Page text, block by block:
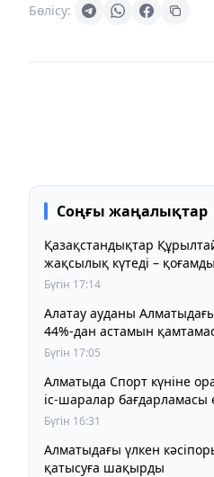
Бөлісу:
Соңғы жаңалықтар
Қазақстандықтар
жақсылық күтеді –
Бүгін 17:14
Алатау ауданы Алматыдағы
44%-дан астамын
Бүгін 17:05
Алматыда Спорт күніне
іс-шаралар бағдарламасы
Бүгін 16:31
Алматыдағы үлкен
қатысуға шақырды